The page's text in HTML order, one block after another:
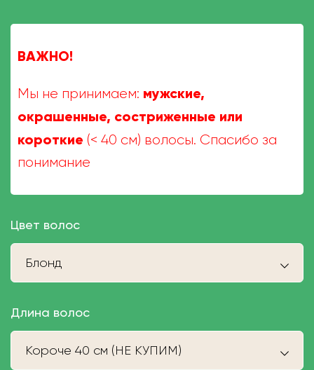
ВАЖНО!
Мы не принимаем: мужские,
окрашенные, состриженные или
короткие (< 40 см) волосы. Спасибо за
понимание
Цвет волос
Блонд
Длина волос
Короче 40 см (НЕ КУПИМ)